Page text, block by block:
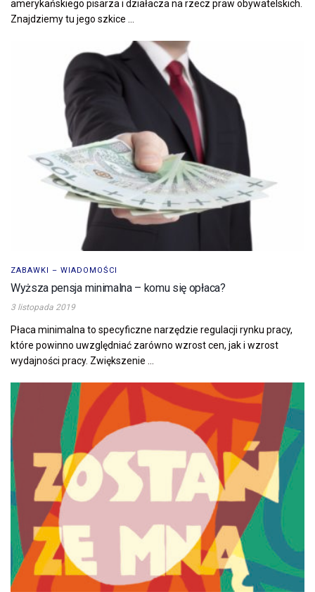
amerykańskiego pisarza i działacza na rzecz praw obywatelskich.
Znajdziemy tu jego szkice ...
ZABAWKI – WIADOMOŚCI
Wyższa pensja minimalna – komu się opłaca?
3 listopada 2019
Płaca minimalna to specyficzne narzędzie regulacji rynku pracy,
które powinno uwzględniać zarówno wzrost cen, jak i wzrost
wydajności pracy. Zwiększenie ...